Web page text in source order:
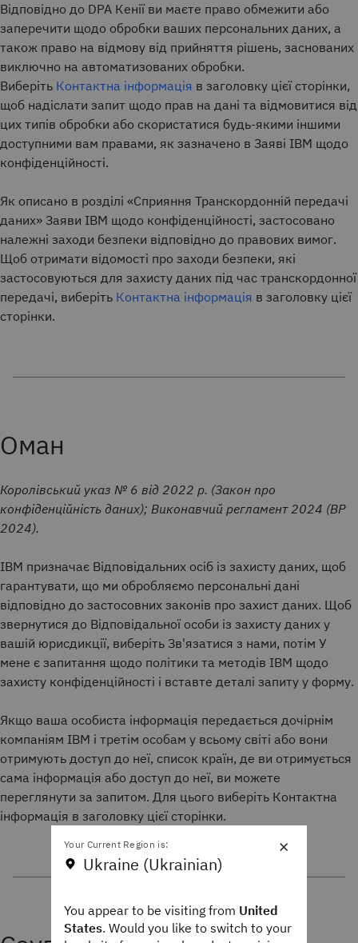
Відповідно до DPA Кенії ви маєте право обмежити або
заперечити щодо обробки ваших персональних даних, а
також право на відмову від прийняття рішень, заснованих
виключно на автоматизованих обробки.
Виберіть Контактна інформація в заголовку цієї сторінки,
щоб надіслати запит щодо прав на дані та відмовитися від
цих типів обробки або скористатися будь-якими іншими
доступними вам правами, як зазначено в Заяві IBM щодо
конфіденційності.
Як описано в розділі «Сприяння Транскордонній передачі
даних» Заяви IBM щодо конфіденційності, застосовано
належні заходи безпеки відповідно до правових вимог.
Щоб отримати відомості про заходи безпеки, які
застосовуються для захисту даних під час транскордонної
передачі, виберіть Контактна інформація в заголовку цієї
сторінки.
Оман
Королівський указ № 6 від 2022 р. (Закон про
конфіденційність даних); Виконавчий регламент 2024 (ВР
2024).
IBM призначає Відповідальних осіб із захисту даних, щоб
гарантувати, що ми обробляємо персональні дані
відповідно до застосовних законів про захист даних. Щоб
звернутися до Відповідальної особи із захисту даних у
вашій юрисдикції, виберіть Зв'язатися з нами, потім У
мене є запитання щодо політики та методів IBM щодо
захисту конфіденційності і вставте деталі запиту у форму.
Якщо ваша особиста інформація передається дочірнім
компаніям IBM і третім особам у всьому світі або вони
отримують доступ до неї, список країн, де ви отримується
сама інформація або доступ до неї, ви можете
переглянути за запитом. Для цього виберіть Контактна
інформація в заголовку цієї сторінки.
×
Your Current Region is:
Ukraine (Ukrainian)
You appear to be visiting from United
States. Would you like to switch to your